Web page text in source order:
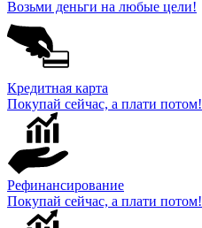
Возьми деньги на любые цели!
Кредитная карта
Покупай сейчас, а плати потом!
Рефинансирование
Покупай сейчас, а плати потом!